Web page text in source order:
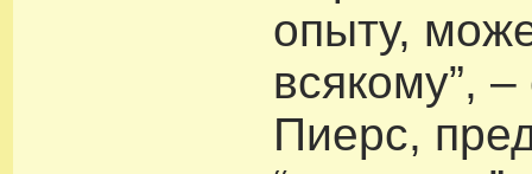
опыту,
всякому”,
Пиерс,